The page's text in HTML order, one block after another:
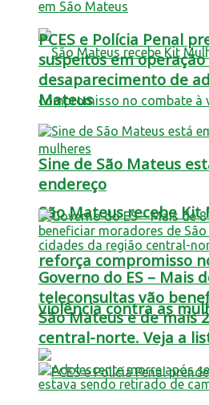
São Mateus recebe Kit
reforça compromisso
violência contra as
PCES e Polícia Penal
suspeitos em
desaparecimento de
Mateus
Sine de São Mateus
endereço
Governo do ES – Mais
teleconsultas vão
São Mateus e de mais
central-norte. Veja a